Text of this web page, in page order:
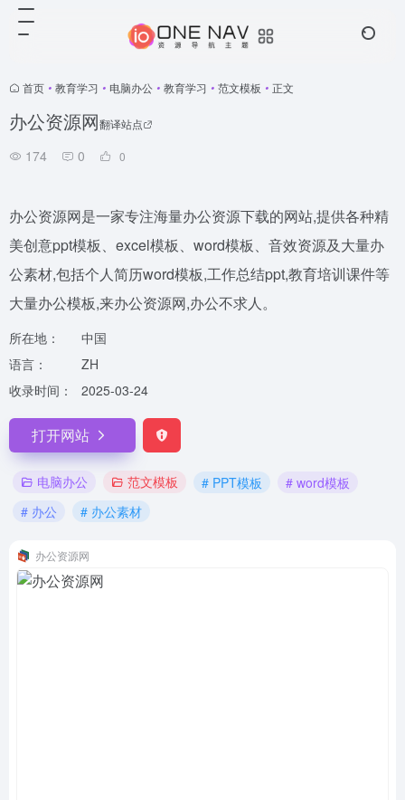
首页 • 教育学习 • 电脑办公 • 教育学习 • 范文模板 • 正文
办公资源网翻译站点
174 0 0
办公资源网是一家专注海量办公资源下载的网站,提供各种精
美创意ppt模板、excel模板、word模板、音效资源及大量办
公素材,包括个人简历word模板,工作总结ppt,教育培训课件等
大量办公模板,来办公资源网,办公不求人。
所在地：
中国
语言：
ZH
收录时间：
2025-03-24
打开网站
电脑办公 范文模板 # PPT模板
# word模板
# 办公
# 办公素材
办公资源网